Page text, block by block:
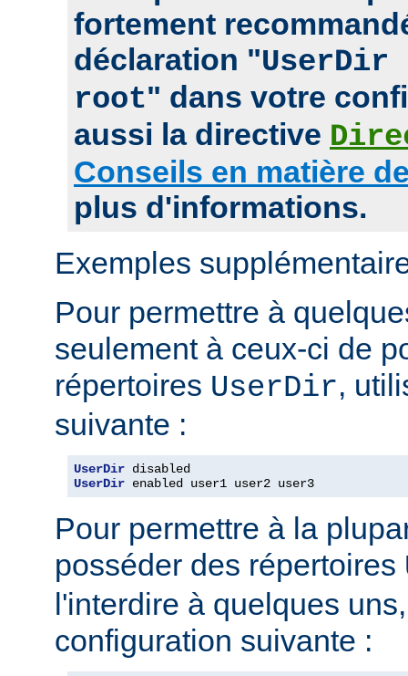
fortement
déclaration "UserDir
root" dans votre
aussi la directive
Conseils en matière
plus d'informations.
Exemples
Pour permettre à
seulement à ceux-ci de
répertoires UserDir,
suivante :
UserDir
UserDir enabled user1 user2 user3
Pour permettre à la
posséder des répertoires
l'interdire à quelques
configuration suivante :